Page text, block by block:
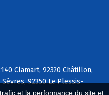
et la performance du site et
Clamart, 92320 Châtillon,
Sèvres, 92350 Le Plessis-